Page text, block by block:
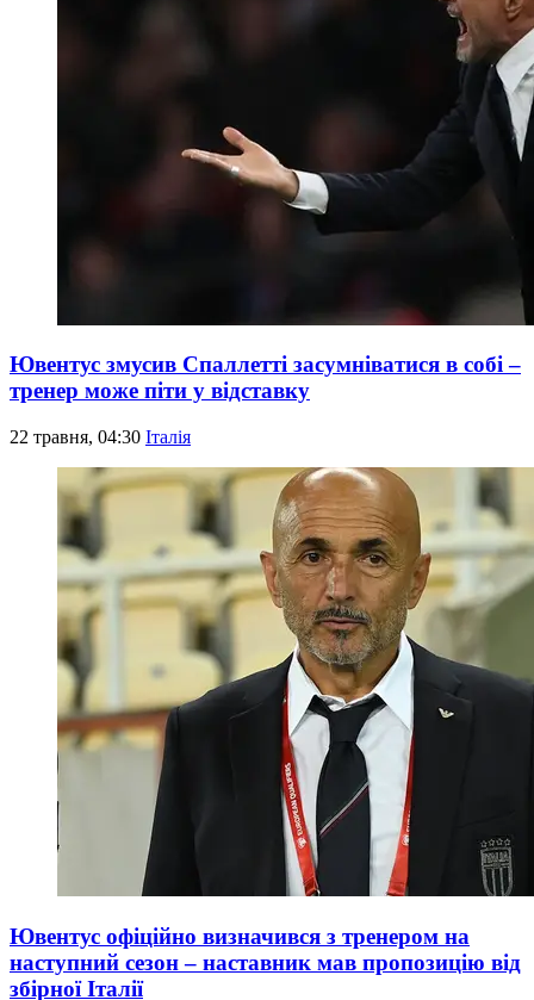
Ювентус змусив Спаллетті засумніватися в собі –
тренер може піти у відставку
22 травня, 04:30 Італія
Ювентус офіційно визначився з тренером на
наступний сезон – наставник мав пропозицію від
збірної Італії